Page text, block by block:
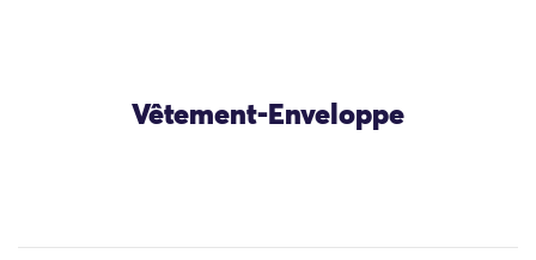
Vêtement-Enveloppe